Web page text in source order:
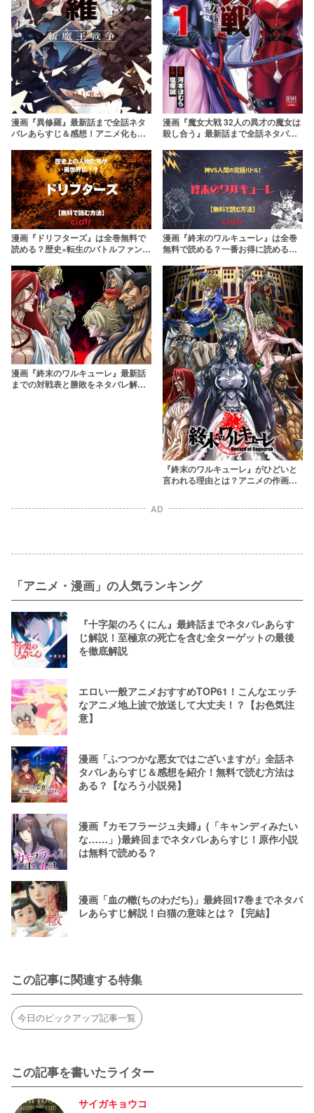
漫画『異修羅』最新話まで全話ネタ
バレあらすじ＆感想！アニメ化もさ
漫画『魔女大戦 32人の異才の魔女は
殺し合う』最新話まで全話ネタバレ
戦うバトルファンタジー
漫画『ドリフターズ』は全巻無料で
読める？歴史×転生のバトルファンタ
漫画『終末のワルキューレ』は全巻
無料で読める？一番お得に読める方
漫画『終末のワルキューレ』最新話
までの対戦表と勝敗をネタバレ解
『終末のワルキューレ』がひどいと
言われる理由とは？アニメの作画が
AD
「アニメ・漫画」の人気ランキング
『十字架のろくにん』最終話までネタバレあらす
じ解説！至極京の死亡を含む全ターゲットの最後
を徹底解説
エロい一般アニメおすすめTOP61！こんなエッチ
なアニメ地上波で放送して大丈夫！？【お色気注
意】
漫画「ふつつかな悪女ではございますが」全話ネ
タバレあらすじ＆感想を紹介！無料で読む方法は
ある？【なろう小説発】
漫画『カモフラージュ夫婦』(「キャンディみたい
な……」)最終回までネタバレあらすじ！原作小説
は無料で読める？
漫画「血の轍(ちのわだち)」最終回17巻までネタバ
レあらすじ解説！白猫の意味とは？【完結】
この記事に関連する特集
今日のピックアップ記事一覧
この記事を書いたライター
サイガキョウコ